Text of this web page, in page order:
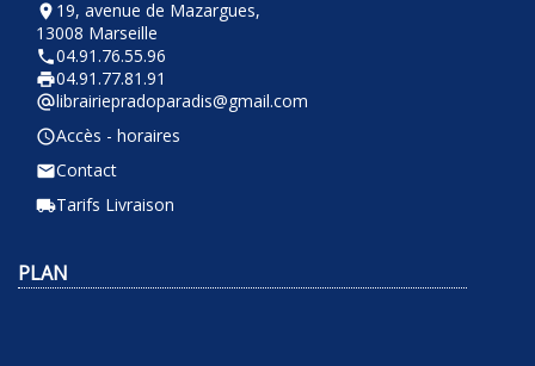
room 19, avenue de Mazargues,
13008 Marseille
phone04.91.76.55.96
local_printshop04.91.77.81.91
alternate_emaillibrairiepradoparadis@gmail.com
query_builderAccès - horaires
emailContact
local_shippingTarifs Livraison
PLAN